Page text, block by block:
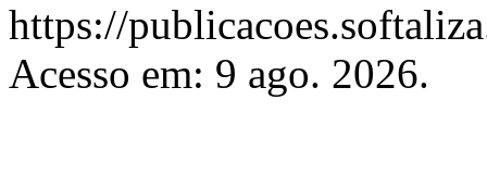
https://
Acesso em: 9 ago. 2026.